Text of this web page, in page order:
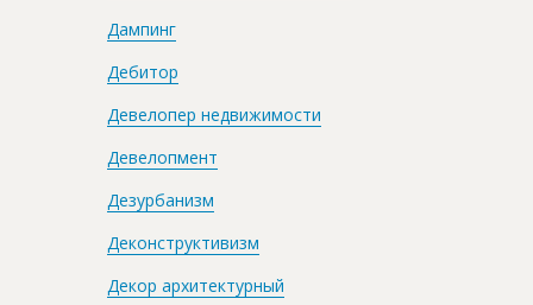
Дампинг
Дебитор
Девелопер недвижимости
Девелопмент
Дезурбанизм
Деконструктивизм
Декор архитектурный